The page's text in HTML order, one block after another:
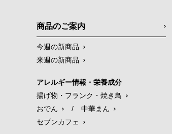
商品のご案内
今週の新商品
来週の新商品
アレルギー情報・栄養成分
揚げ物・フランク・焼き鳥
おでん
/
中華まん
セブンカフェ